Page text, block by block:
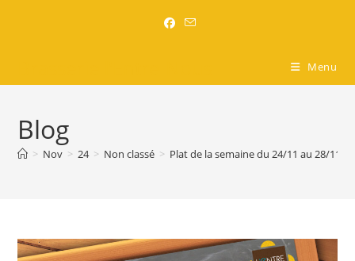
Menu
Blog
> Nov > 24 > Non classé > Plat de la semaine du 24/11 au 28/11